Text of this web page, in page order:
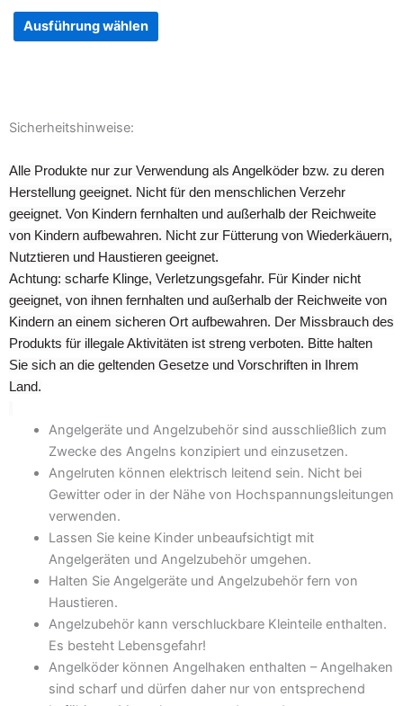
Ausführung wählen auf
der
Sicherheitshinweise:
Alle Produkte nur zur Verwendung als Angelköder bzw. zu deren
Herstellung geeignet. Nicht für den menschlichen Verzehr
geeignet. Von Kindern fernhalten und außerhalb der Reichweite
von Kindern aufbewahren. Nicht zur Fütterung von Wiederkäuern,
Nutztieren und Haustieren geeignet.
Achtung: scharfe Klinge, Verletzungsgefahr. Für Kinder nicht
geeignet, von ihnen fernhalten und außerhalb der Reichweite von
Kindern an einem sicheren Ort aufbewahren. Der Missbrauch des
Produkts für illegale Aktivitäten ist streng verboten. Bitte halten
Sie sich an die geltenden Gesetze und Vorschriften in Ihrem
Land.
Angelgeräte und Angelzubehör sind ausschließlich zum
Zwecke des Angelns konzipiert und einzusetzen.
Angelruten können elektrisch leitend sein. Nicht bei
Gewitter oder in der Nähe von Hochspannungsleitungen
verwenden.
Lassen Sie keine Kinder unbeaufsichtigt mit
Angelgeräten und Angelzubehör umgehen.
Halten Sie Angelgeräte und Angelzubehör fern von
Haustieren.
Angelzubehör kann verschluckbare Kleinteile enthalten.
Es besteht Lebensgefahr!
Angelköder können Angelhaken enthalten – Angelhaken
sind scharf und dürfen daher nur von entsprechend